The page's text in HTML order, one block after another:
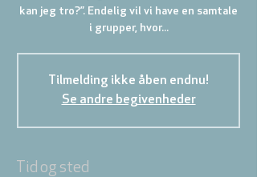
kan jeg tro?”. Endelig vil vi have en samtale
i grupper, hvor...
Tilmelding ikke åben endnu!
Se andre begivenheder
Tid og sted